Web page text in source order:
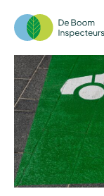
Verse CO2-